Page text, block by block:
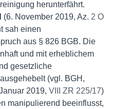
herunterfährt.
(6. November 2019, Az. 2 O
sah einen
aus § 826 BGB. Die
und mit erheblichem
gesetzliche
(vgl. BGH,
2019, VIII ZR 225/17)
manipulierend beeinflusst,